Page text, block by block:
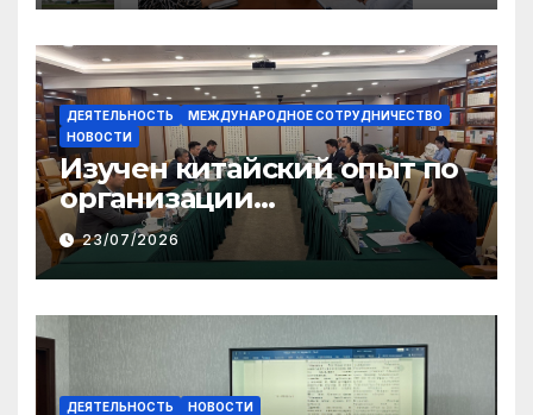
ДЕЯТЕЛЬНОСТЬ
МЕЖДУНАРОДНОЕ СОТРУДНИЧЕСТВО
НОВОСТИ
Изучен китайский опыт по
организации
общественного консенсуса
и инклюзивного диалога
23/07/2026
ДЕЯТЕЛЬНОСТЬ НОВОСТИ